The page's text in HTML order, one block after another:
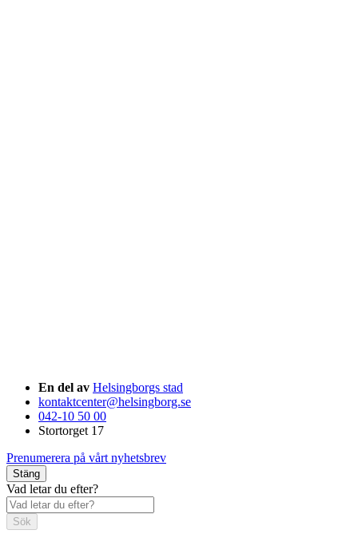
En del av Helsingborgs stad
kontaktcenter@helsingborg.se
042-10 50 00
Stortorget 17
Prenumerera på vårt nyhetsbrev
Stäng
Vad letar du efter?
Sök